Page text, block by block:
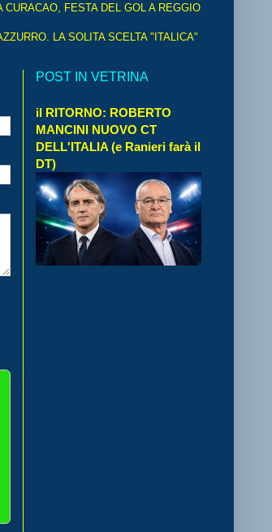
FESTA DEL GOL A REGGIO
LA SOLITA SCELTA "ITALICA"
POST IN VETRINA
il RITORNO: ROBERTO
MANCINI NUOVO CT
DELL'ITALIA (e Ranieri farà il
DT)